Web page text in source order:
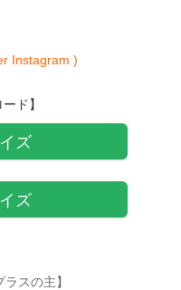
Instagram )
ド】
ズ
ズ
スの主】